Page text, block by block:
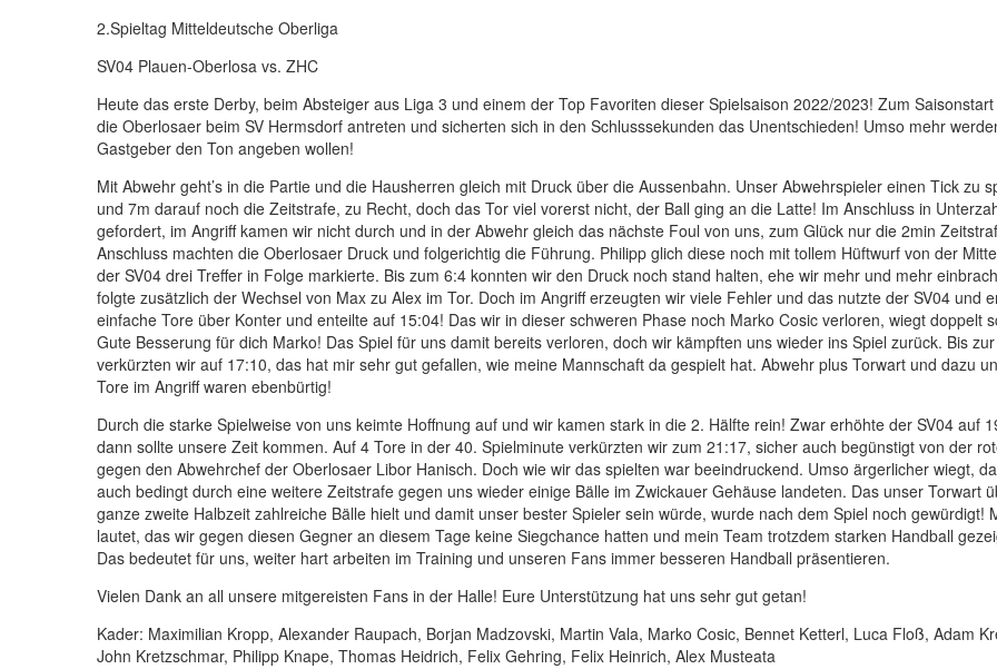
2.Spieltag Mitteldeutsche Oberliga
SV04 Plauen-Oberlosa vs. ZHC
Heute das erste Derby, beim Absteiger aus Liga 3 und einem der Top Favoriten dieser Spielsaison 2022/2023! Zum
die Oberlosaer beim SV Hermsdorf antreten und sicherten sich in den Schlusssekunden das Unentschieden! Umso mehr
Gastgeber den Ton angeben wollen!
Mit Abwehr geht’s in die Partie und die Hausherren gleich mit Druck über die Aussenbahn. Unser Abwehrspieler einen Tick zu
und 7m darauf noch die Zeitstrafe, zu Recht, doch das Tor viel vorerst nicht, der Ball ging an die Latte! Im Anschluss in
gefordert, im Angriff kamen wir nicht durch und in der Abwehr gleich das nächste Foul von uns, zum Glück nur die 2min
Anschluss machten die Oberlosaer Druck und folgerichtig die Führung. Philipp glich diese noch mit tollem Hüftwurf von der
der SV04 drei Treffer in Folge markierte. Bis zum 6:4 konnten wir den Druck noch stand halten, ehe wir mehr und mehr
folgte zusätzlich der Wechsel von Max zu Alex im Tor. Doch im Angriff erzeugten wir viele Fehler und das nutzte der SV04 und
einfache Tore über Konter und enteilte auf 15:04! Das wir in dieser schweren Phase noch Marko Cosic verloren, wiegt doppelt
Gute Besserung für dich Marko! Das Spiel für uns damit bereits verloren, doch wir kämpften uns wieder ins Spiel zurück. Bis
verkürzten wir auf 17:10, das hat mir sehr gut gefallen, wie meine Mannschaft da gespielt hat. Abwehr plus Torwart und dazu
Tore im Angriff waren ebenbürtig!
Durch die starke Spielweise von uns keimte Hoffnung auf und wir kamen stark in die 2. Hälfte rein! Zwar erhöhte der SV04 auf
dann sollte unsere Zeit kommen. Auf 4 Tore in der 40. Spielminute verkürzten wir zum 21:17, sicher auch begünstigt von der
gegen den Abwehrchef der Oberlosaer Libor Hanisch. Doch wie wir das spielten war beeindruckend. Umso ärgerlicher wiegt,
auch bedingt durch eine weitere Zeitstrafe gegen uns wieder einige Bälle im Zwickauer Gehäuse landeten. Das unser Torwart
ganze zweite Halbzeit zahlreiche Bälle hielt und damit unser bester Spieler sein würde, wurde nach dem Spiel noch gewürdigt!
lautet, das wir gegen diesen Gegner an diesem Tage keine Siegchance hatten und mein Team trotzdem starken Handball
Das bedeutet für uns, weiter hart arbeiten im Training und unseren Fans immer besseren Handball präsentieren.
Vielen Dank an all unsere mitgereisten Fans in der Halle! Eure Unterstützung hat uns sehr gut getan!
Kader: Maximilian Kropp, Alexander Raupach, Borjan Madzovski, Martin Vala, Marko Cosic, Bennet Ketterl, Luca Floß, Adam
John Kretzschmar, Philipp Knape, Thomas Heidrich, Felix Gehring, Felix Heinrich, Alex Musteata